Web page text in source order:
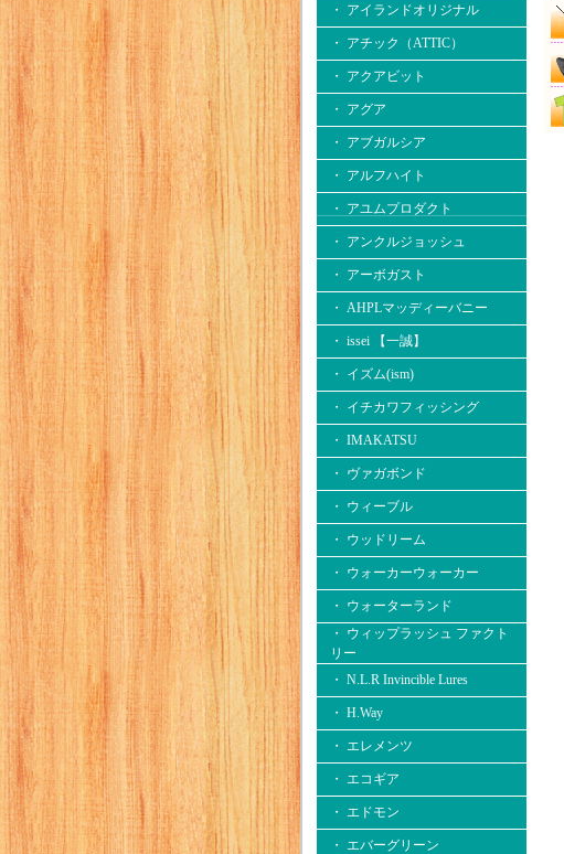
・ アイランドオリジナル
・ アチック（ATTIC）
・ アクアビット
・ アグア
・ アブガルシア
・ アルフハイト
・ アユムプロダクト
・ アンクルジョッシュ
・ アーボガスト
・ AHPLマッディーバニー
・ issei 【一誠】
・ イズム(ism)
・ イチカワフィッシング
・ IMAKATSU
・ ヴァガボンド
・ ウィーブル
・ ウッドリーム
・ ウォーカーウォーカー
・ ウォーターランド
・ ウィップラッシュ ファクト
リー
・ N.L.R Invincible Lures
・ H.Way
・ エレメンツ
・ エコギア
・ エドモン
・ エバーグリーン